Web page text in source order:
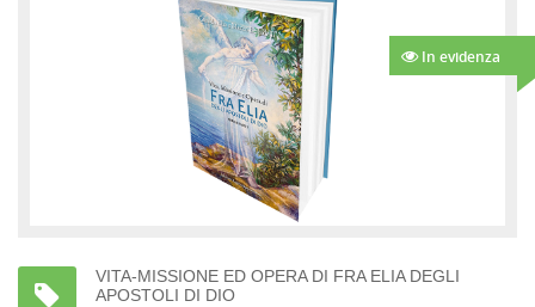
In evidenza
VITA-MISSIONE ED OPERA DI FRA ELIA DEGLI
APOSTOLI DI DIO